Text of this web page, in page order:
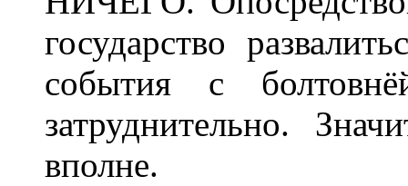
государство
события с
затруднительно.
вполне.